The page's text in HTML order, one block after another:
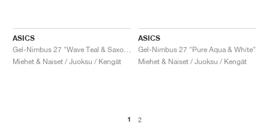
ASICS
Miehet & Naiset / Juoksu / Kengät
ASICS
Gel-Nimbus 27 "Pure Aqua & White"
Miehet & Naiset / Juoksu / Kengät
1 2